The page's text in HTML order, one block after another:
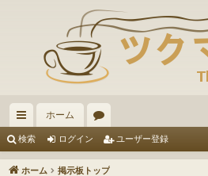
イ
ッ
ホーム
ー
検索 ログイン ユーザー登録
ホーム 掲示板トップ